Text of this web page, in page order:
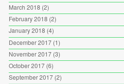
March 2018 (2)
February 2018 (2)
January 2018 (4)
December 2017(1)
November 2017(3)
October 2017(6)
September 2017(2)